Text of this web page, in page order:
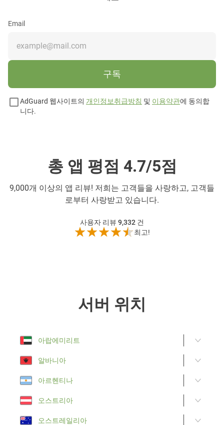
Email
구독
AdGuard 웹사이트의 개인정보취급방침 및 이용약관에 동의합
니다.
총 앱 평점 4.7/5점
9,000개 이상의 앱 리뷰! 저희는 고객들을 사랑하고, 고객들
로부터 사랑받고 있습니다.
사용자 리뷰 9,332 건
최고!
서버 위치
아랍에미리트
알바니아
아르헨티나
오스트리아
오스트레일리아